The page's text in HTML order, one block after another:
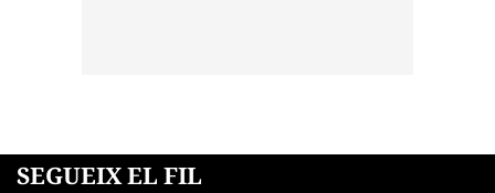
SEGUEIX EL FIL